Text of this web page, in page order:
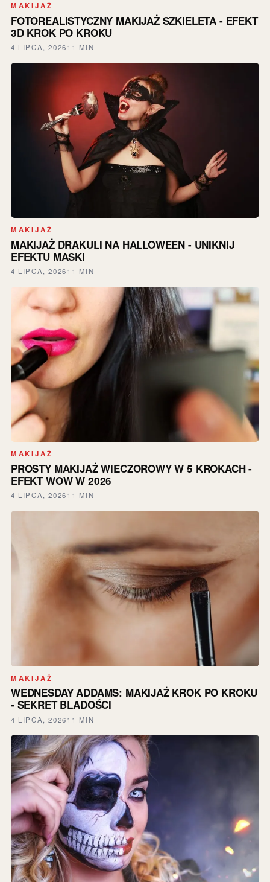
MAKIJAŻ
FOTOREALISTYCZNY MAKIJAŻ SZKIELETA - EFEKT
3D KROK PO KROKU
4 LIPCA, 202611 MIN
MAKIJAŻ
MAKIJAŻ DRAKULI NA HALLOWEEN - UNIKNIJ
EFEKTU MASKI
4 LIPCA, 202611 MIN
MAKIJAŻ
PROSTY MAKIJAŻ WIECZOROWY W 5 KROKACH -
EFEKT WOW W 2026
4 LIPCA, 202611 MIN
MAKIJAŻ
WEDNESDAY ADDAMS: MAKIJAŻ KROK PO KROKU
- SEKRET BLADOŚCI
4 LIPCA, 202611 MIN